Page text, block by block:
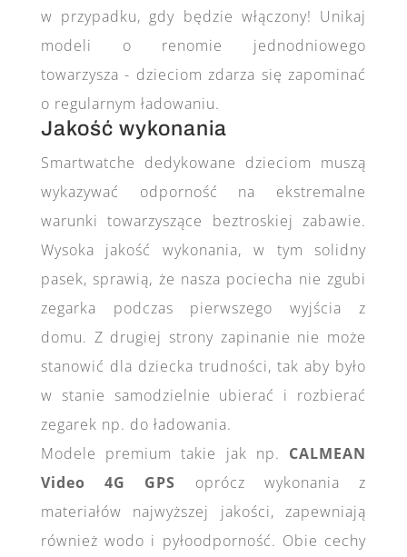
w przypadku, gdy będzie włączony! Unikaj
modeli o renomie jednodniowego
towarzysza - dzieciom zdarza się zapominać
o regularnym ładowaniu.
Jakość wykonania
Smartwatche dedykowane dzieciom muszą
wykazywać odporność na ekstremalne
warunki towarzyszące beztroskiej zabawie.
Wysoka jakość wykonania, w tym solidny
pasek, sprawią, że nasza pociecha nie zgubi
zegarka podczas pierwszego wyjścia z
domu. Z drugiej strony zapinanie nie może
stanowić dla dziecka trudności, tak aby było
w stanie samodzielnie ubierać i rozbierać
zegarek np. do ładowania.
Modele premium takie jak np. CALMEAN
Video 4G GPS oprócz wykonania z
materiałów najwyższej jakości, zapewniają
również wodo i pyłoodporność. Obie cechy